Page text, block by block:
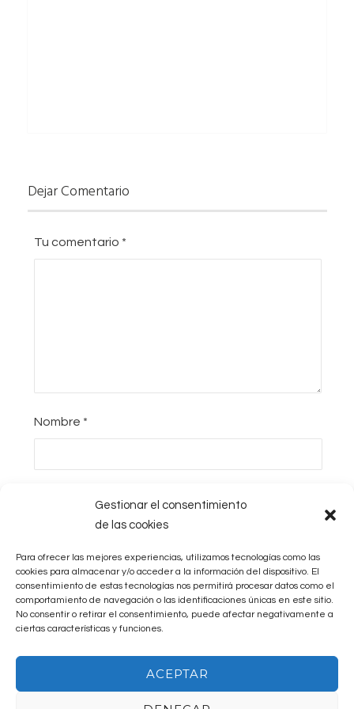
Gestionar el consentimiento
de las cookies
Para ofrecer las mejores experiencias, utilizamos tecnologías como las
cookies para almacenar y/o acceder a la información del dispositivo. El
consentimiento de estas tecnologías nos permitirá procesar datos como el
comportamiento de navegación o las identificaciones únicas en este sitio.
No consentir o retirar el consentimiento, puede afectar negativamente a
ciertas características y funciones.
ACEPTAR
Dejar Comentario
Tu comentario *
Nombre *
Web